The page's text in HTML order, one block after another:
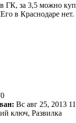
ГК, за 3,5 можно
в Краснодаре нет.
Вс авг 25, 2013
ключ, Развилка